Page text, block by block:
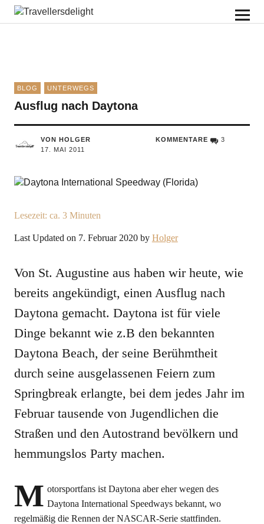
Travellersdelight
BLOG UNTERWEGS
Ausflug nach Daytona
VON HOLGER
17. MAI 2011
KOMMENTARE 3
Lesezeit: ca. 3 Minuten
Last Updated on 7. Februar 2020 by Holger
Von St. Augustine aus haben wir heute, wie
bereits angekündigt, einen Ausflug nach
Daytona gemacht. Daytona ist für viele
Dinge bekannt wie z.B den bekannten
Daytona Beach, der seine Berühmtheit
durch seine ausgelassenen Feiern zum
Springbreak erlangte, bei dem jedes Jahr im
Februar tausende von Jugendlichen die
Straßen und den Autostrand bevölkern und
hemmungslos Party machen.
M otorsportfans ist Daytona aber eher wegen des
Daytona International Speedways bekannt, wo
regelmäßig die Rennen der NASCAR-Serie stattfinden.